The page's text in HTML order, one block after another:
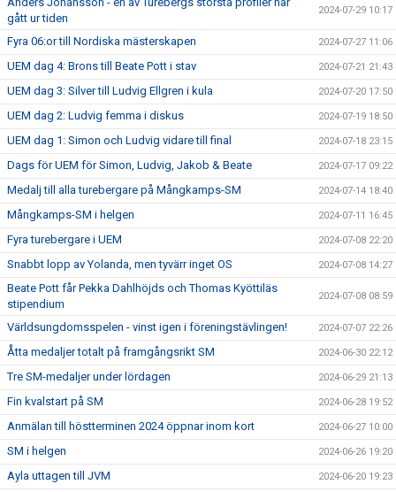
gått ur tiden
2024-07-29 10:17
Fyra 06:or till Nordiska mästerskapen 2024-07-27 11:06
UEM dag 4: Brons till Beate Pott i stav 2024-07-21 21:43
UEM dag 3: Silver till Ludvig Ellgren i kula 2024-07-20 17:50
UEM dag 2: Ludvig femma i diskus 2024-07-19 18:50
UEM dag 1: Simon och Ludvig vidare till final 2024-07-18 23:15
Dags för UEM för Simon, Ludvig, Jakob & Beate 2024-07-17 09:22
Medalj till alla turebergare på Mångkamps-SM 2024-07-14 18:40
Mångkamps-SM i helgen 2024-07-11 16:45
Fyra turebergare i UEM 2024-07-08 22:20
Snabbt lopp av Yolanda, men tyvärr inget OS 2024-07-08 14:27
Beate Pott får Pekka Dahlhöjds och Thomas Kyöttiläs
stipendium
2024-07-08 08:59
Världsungdomsspelen - vinst igen i föreningstävlingen! 2024-07-07 22:26
Åtta medaljer totalt på framgångsrikt SM 2024-06-30 22:12
Tre SM-medaljer under lördagen 2024-06-29 21:13
Fin kvalstart på SM 2024-06-28 19:52
Anmälan till höstterminen 2024 öppnar inom kort 2024-06-27 10:00
SM i helgen 2024-06-26 19:20
Ayla uttagen till JVM 2024-06-20 19:23